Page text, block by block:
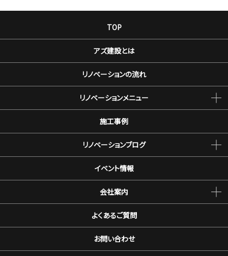
TOP
アズ建設とは
リノベーションの流れ
リノベーションメニュー
施工事例
リノベーションブログ
イベント情報
会社案内
よくあるご質問
お問い合わせ